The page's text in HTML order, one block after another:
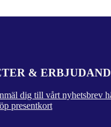
&
dig till vårt nyhetsbrev
presentkort